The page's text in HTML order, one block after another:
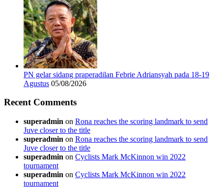
PN gelar sidang praperadilan Febrie Adriansyah pada 18-19
Agustus 05/08/2026
Recent Comments
superadmin on Rona reaches the scoring landmark to send
Juve closer to the title
superadmin on Rona reaches the scoring landmark to send
Juve closer to the title
superadmin on Cyclists Mark McKinnon win 2022
tournament
superadmin on Cyclists Mark McKinnon win 2022
tournament